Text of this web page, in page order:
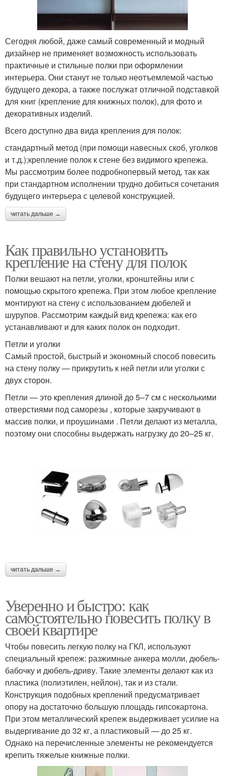
Сегодня любой, даже самый современный и модный
дизайнер не применяет возможность использовать
практичные и стильные полки при оформлении
интерьера. Они станут не только неотъемлемой частью
будущего декора, а также послужат отличной подставкой
для книг (крепление для книжных полок), для фото и
декоративных изделий.
Всего доступно два вида крепления для полок:
стандартный метод (при помощи навесных скоб, уголков
и т.д.);крепление полок к стене без видимого крепежа.
Мы рассмотрим более подробнопервый метод, так как
при стандартном исполнении трудно добиться сочетания
будущего интерьера с целевой конструкцией.
читать дальше →
Как правильно установить
крепление на стену для полок
Полки вешают на петли, уголки, кронштейны или с
помощью скрытого крепежа. При этом любое крепление
монтируют на стену с использованием дюбелей и
шурупов. Рассмотрим каждый вид крепежа: как его
устанавливают и для каких полок он подходит.
Петли и уголки
Самый простой, быстрый и экономный способ повесить
на стену полку — прикрутить к ней петли или уголки с
двух сторон.
Петли — это крепления длиной до 5–7 см с несколькими
отверстиями под саморезы , которые закручивают в
массив полки, и проушинами . Петли делают из металла,
поэтому они способны выдержать нагрузку до 20–25 кг.
читать дальше →
Уверенно и быстро: как
самостоятельно повесить полку в
своей квартире
Чтобы повесить легкую полку на ГКЛ, используют
специальный крепеж: разжимные анкера молли, дюбель-
бабочку и дюбель-дриву. Такие элементы делают как из
пластика (полиэтилен, нейлон), так и из стали.
Конструкция подобных креплений предусматривает
опору на достаточно большую площадь гипсокартона.
При этом металлический крепеж выдерживает усилие на
выдергивание до 32 кг, а пластиковый — до 25 кг.
Однако на перечисленные элементы не рекомендуется
крепить тяжелые книжные полки.